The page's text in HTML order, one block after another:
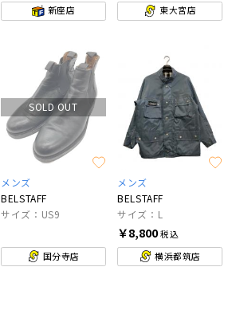
新座店
東大宮店
SOLD OUT
メンズ
BELSTAFF
サイズ：US9
国分寺店
メンズ
BELSTAFF
サイズ：L
￥8,800税込
横浜都筑店